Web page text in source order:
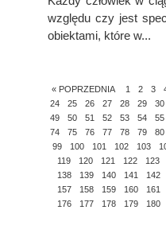
względu czy jest
obiektami, które w...
« POPRZEDNIA 1 2 3
24
25 26 27 28 29 30
49
50 51 52 53 54 55
74
75 76 77 78 79 80
99
100 101 102 103
119
120 121 122 123
138
139 140 141 142
157
158 159 160 161
176
177 178 179 180